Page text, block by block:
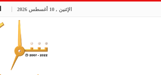
الإثنين , 10 أغسطس 2026